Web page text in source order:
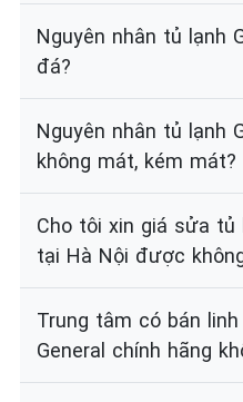
Nguyên nhân tủ lạnh
đá?
Nguyên nhân tủ lạnh
không mát, kém mát?
Cho tôi xin giá sửa tủ
tại Hà Nội được
Trung tâm có bán
General chính hãng